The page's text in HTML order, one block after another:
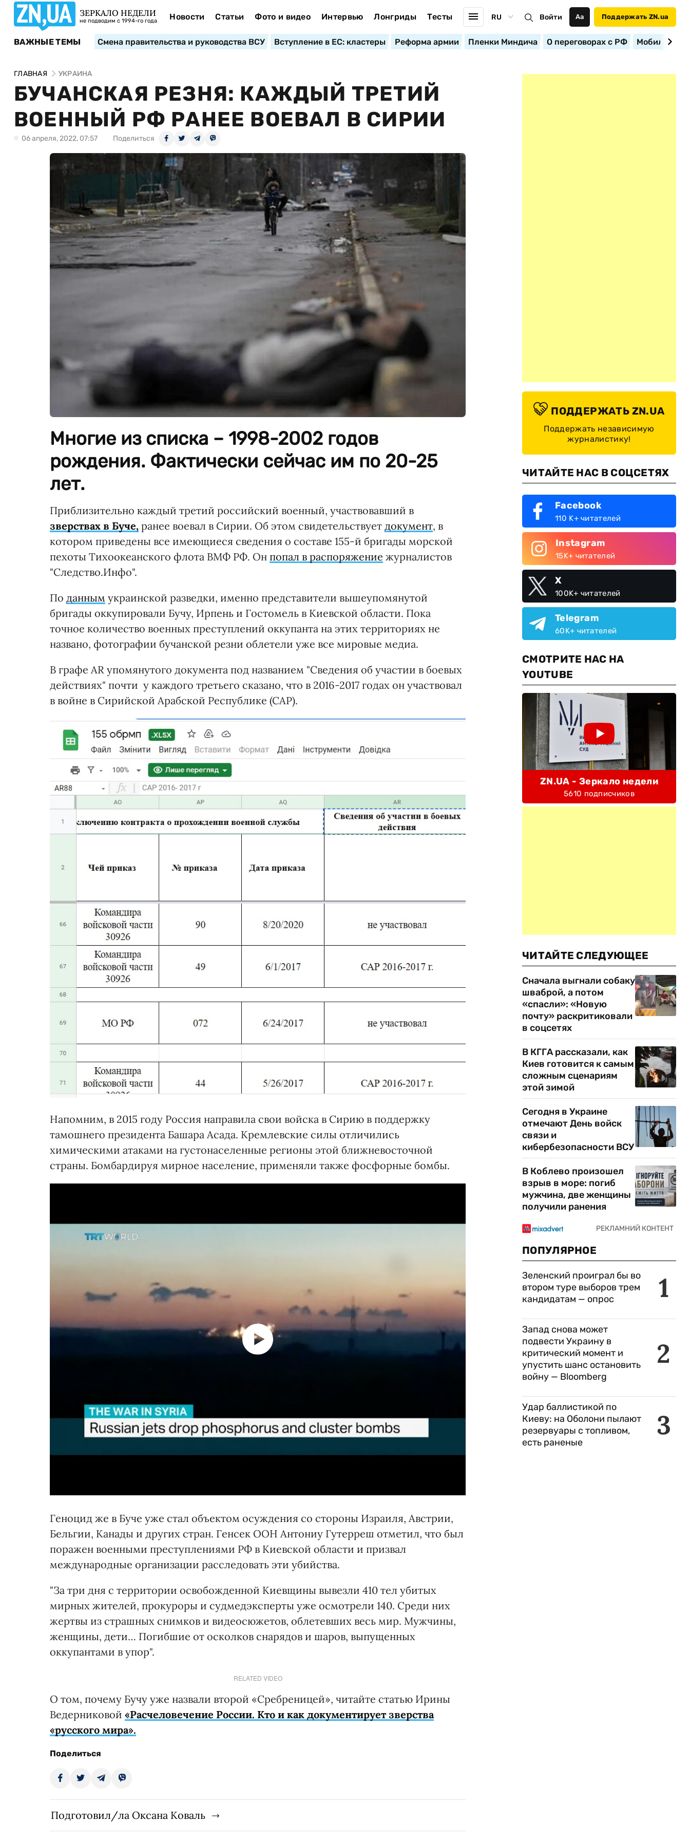
ЗЕРКАЛО НЕДЕЛИ
не подводим с 1994-го года Новости Статьи Фото и видео Интервью Лонгриды Тесты RU Войти Аа Поддержать ZN.ua
ВАЖНЫЕ ТЕМЫ Смена правительства и руководства ВСУ Вступление в ЕС: кластеры Реформа армии Пленки Миндича О переговорах с РФ
ГЛАВНАЯ УКРАИНА
БУЧАНСКАЯ РЕЗНЯ: КАЖДЫЙ ТРЕТИЙ
ВОЕННЫЙ РФ РАНЕЕ ВОЕВАЛ В СИРИИ
06 апреля, 2022, 07:57 Поделиться
Многие из списка – 1998-2002 годов
рождения. Фактически сейчас им по 20-25
лет.
Приблизительно каждый третий российский военный, участвовавший в
зверствах в Буче, ранее воевал в Сирии. Об этом свидетельствует документ, в
котором приведены все имеющиеся сведения о составе 155-й бригады морской
пехоты Тихоокеанского флота ВМФ РФ. Он попал в распоряжение журналистов
"Следство.Инфо".
По данным украинской разведки, именно представители вышеупомянутой
бригады оккупировали Бучу, Ирпень и Гостомель в Киевской области. Пока
точное количество военных преступлений оккупанта на этих территориях не
названо, фотографии бучанской резни облетели уже все мировые медиа.
В графе AR упомянутого документа под названием "Сведения об участии в боевых
действиях" почти у каждого третьего сказано, что в 2016-2017 годах он участвовал
в войне в Сирийской Арабской Республике (САР).
Напомним, в 2015 году Россия направила свои войска в Сирию в поддержку
тамошнего президента Башара Асада. Кремлевские силы отличились
химическими атаками на густонаселенные регионы этой ближневосточной
страны. Бомбардируя мирное население, применяли также фосфорные бомбы.
Геноцид же в Буче уже стал объектом осуждения со стороны Израиля, Австрии,
Бельгии, Канады и других стран. Генсек ООН Антониу Гутерреш отметил, что был
поражен военными преступлениями РФ в Киевской области и призвал
международные организации расследовать эти убийства.
"За три дня с территории освобожденной Киевщины вывезли 410 тел убитых
мирных жителей, прокуроры и судмедэксперты уже осмотрели 140. Среди них
жертвы из страшных снимков и видеосюжетов, облетевших весь мир. Мужчины,
женщины, дети… Погибшие от осколков снарядов и шаров, выпущенных
оккупантами в упор".
RELATED VIDEO
О том, почему Бучу уже назвали второй «Сребреницей», читайте статью Ирины
Ведерниковой «Расчеловечение России. Кто и как документирует зверства
«русского мира».
Поделиться
Подготовил/ла Оксана Коваль
ПОДДЕРЖАТЬ ZN.UA
Поддержать независимую
журналистику!
ЧИТАЙТЕ НАС В СОЦСЕТЯХ
Facebook
110 K+ читателей
Instagram
15K+ читателей
X
100K+ читателей
Telegram
60K+ читателей
СМОТРИТЕ НАС НА
YOUTUBE
ZN.UA - Зеркало недели
5610 подписчиков
ЧИТАЙТЕ СЛЕДУЮЩЕЕ
Сначала выгнали собаку
шваброй, а потом
«спасли»: «Новую
почту» раскритиковали
в соцсетях
В КГГА рассказали, как
Киев готовится к самым
сложным сценариям
этой зимой
Сегодня в Украине
отмечают День войск
связи и
кибербезопасности ВСУ
В Коблево произошел
взрыв в море: погиб
мужчина, две женщины
получили ранения
ПОПУЛЯРНОЕ
1
Зеленский проиграл бы во
втором туре выборов трем
кандидатам — опрос
2
Запад снова может
подвести Украину в
критический момент и
упустить шанс остановить
войну — Bloomberg
3
Удар баллистикой по
Киеву: на Оболони пылают
резервуары с топливом,
есть раненые